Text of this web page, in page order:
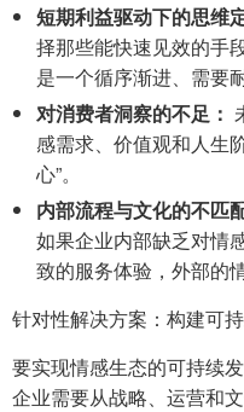
短期利益驱动下的思维
择那些能快速见效的手
是一个循序渐进、需要
对消费者洞察的不足：
感需求、价值观和人生
心”。
内部流程与文化的不匹
如果企业内部缺乏对情
致的服务体验，外部的
针对性解决方案：构建可
要实现情感生态的可持续
企业需要从战略、运营和